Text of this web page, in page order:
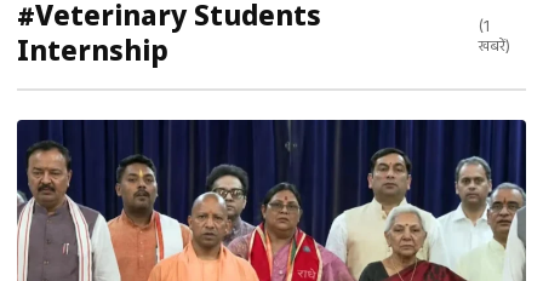
#Veterinary Students
Internship
(1
खबरें)